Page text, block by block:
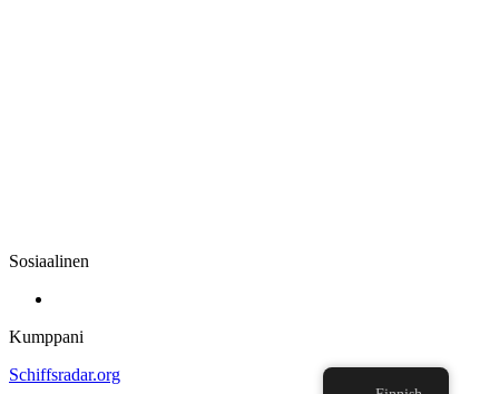
Sosiaalinen
Kumppani
Schiffsradar.org